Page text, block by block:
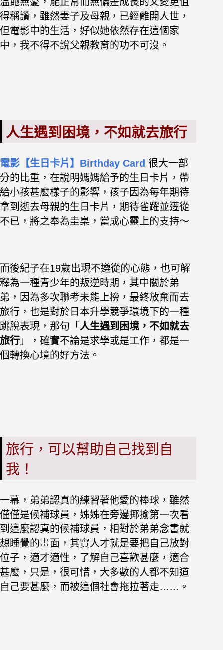
得稱讚，雖然妻子及母親，已經離開人世，
但電影中的生活，好似她依然存在這個家
中，我不得不說父親教育的功不可沒。
人生遇到困境，不如就去旅行
電影【生日卡片】Birthday Card 很大一部
分的比重，在說明媽媽給予的生日卡片，帶
給小孩甚麼樣子的影響，孩子因為每年期待
拿到逝去母親的生日卡片，期待雀躍並遵從
不已，將之奉為圭臬，當成心靈上的支持～
而後紀子在19歲出現不遵從的心態，也可解
釋為一種青少年的叛逆時期， 其中關於弟
弟，因為多次聯考未能上榜，最終放棄而去
旅行，也是對於日本升學競爭環境下的一種
跳脫表現， 那句「 人生遇到困境，不如就去
旅行 」， 確實不論是求學或是工作，都是一
個轉換心境的好方法。
旅行，可以幫助自己找到自
我！
一幕，弟弟認真的練習著他愛的棒球，雖然
僅僅是候補球員，姊姊在旁邊揶揄第一次看
到這麼認真的候補球員，相對於弟弟念書就
想睡覺的畫面，其實人才就是要把自己放對
位子，適才適性，了解自己喜歡甚麼，適合
甚麼，只是，很可惜，大多數的人都不知道
自己要甚麼，而被這個社會拖拉著走……。